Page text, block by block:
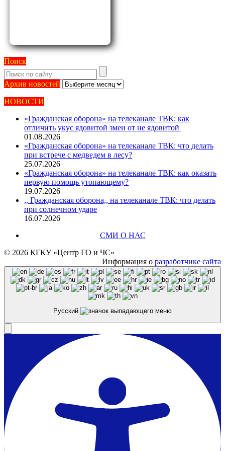
Поиск
Архив новостей
Архив
НОВОСТИ
«Гражданская оборона» на телеканале ТВК: как
отличить укус ядовитой змеи от не ядовитой
01.08.2026
«Гражданская оборона» на телеканале ТВК: что делать
при встрече с медведем в лесу?
25.07.2026
«Гражданская оборона» на телеканале ТВК: как оказать
первую помощь утопающему?
19.07.2026
,, Гражданская оборона,, на телеканале ТВК: что делать
при солнечном ударе
16.07.2026
СМИ О НАС
© 2026 КГКУ «Центр ГО и ЧС»
Информация о разработчике сайта
Русский